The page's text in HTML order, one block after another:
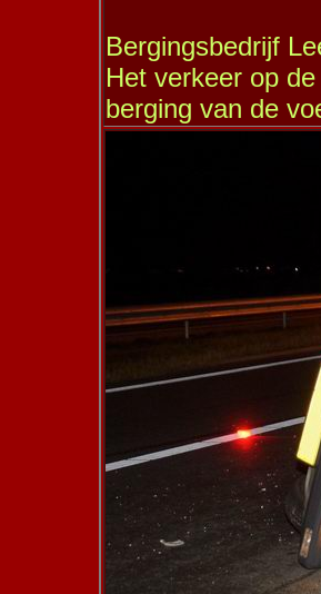
Bergingsbedrijf
Het verkeer op
berging van de